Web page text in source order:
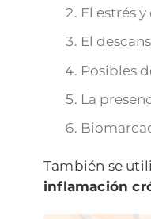
El estrés
El
Posibles
La
También se
inflamación